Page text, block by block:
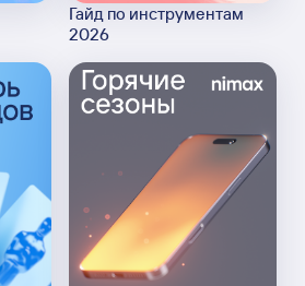
Гайд по инструментам
2026